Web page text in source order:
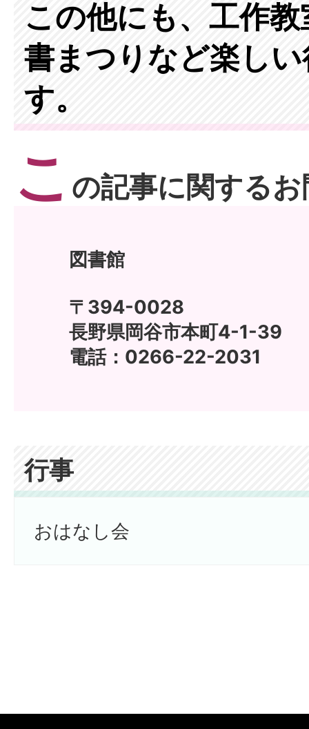
この他にも、工作
書まつりなど楽し
す。
こ の記事に関する
図書館
〒394-0028
長野県岡谷市本町4-1-39
電話：0266-22-2031
行事
おはなし会